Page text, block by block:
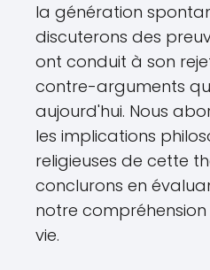
la génération
discuterons des
ont conduit à son
contre-arguments
aujourd'hui. Nous
les implications
religieuses de cette
conclurons en
notre
vie.